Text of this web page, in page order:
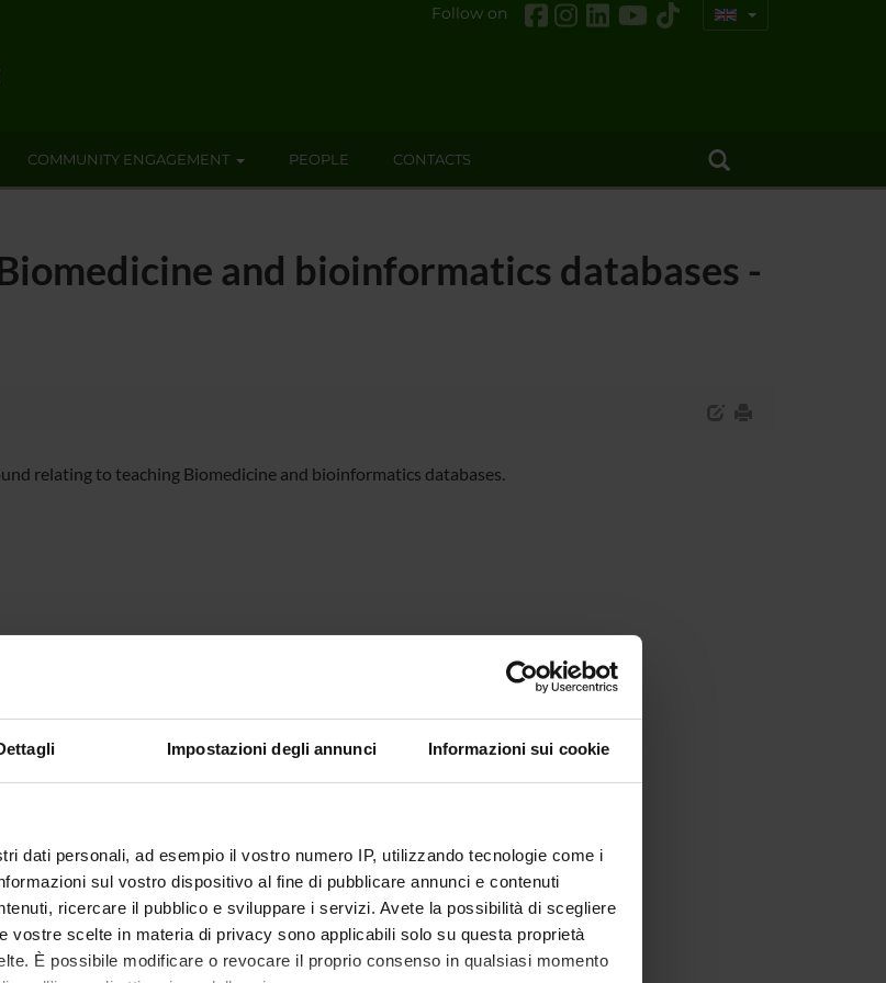
Impostazioni degli annunci Informazioni sui cookie
dati personali, ad esempio il vostro numero IP, utilizzando tecnologie come i
sul vostro dispositivo al fine di pubblicare annunci e contenuti
ricercare il pubblico e sviluppare i servizi. Avete la possibilità di scegliere
vostre scelte in materia di privacy sono applicabili solo su questa proprietà
È possibile modificare o revocare il proprio consenso in qualsiasi momento
Follow on
COMMUNITY ENGAGEMENT PEOPLE CONTACTS
and bioinformatics databases -
relating to teaching Biomedicine and bioinformatics databases.